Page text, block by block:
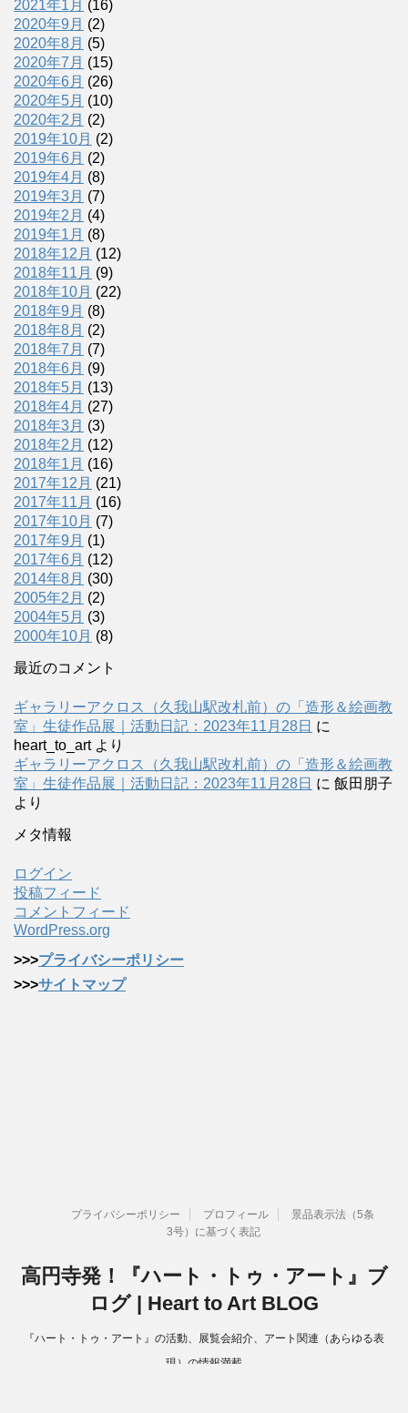
2021年1月 (16)
2020年9月 (2)
2020年8月 (5)
2020年7月 (15)
2020年6月 (26)
2020年5月 (10)
2020年2月 (2)
2019年10月 (2)
2019年6月 (2)
2019年4月 (8)
2019年3月 (7)
2019年2月 (4)
2019年1月 (8)
2018年12月 (12)
2018年11月 (9)
2018年10月 (22)
2018年9月 (8)
2018年8月 (2)
2018年7月 (7)
2018年6月 (9)
2018年5月 (13)
2018年4月 (27)
2018年3月 (3)
2018年2月 (12)
2018年1月 (16)
2017年12月 (21)
2017年11月 (16)
2017年10月 (7)
2017年9月 (1)
2017年6月 (12)
2014年8月 (30)
2005年2月 (2)
2004年5月 (3)
2000年10月 (8)
最近のコメント
ギャラリーアクロス（久我山駅改札前）の「造形＆絵画教
室」生徒作品展｜活動日記：2023年11月28日 に
heart_to_artより
ギャラリーアクロス（久我山駅改札前）の「造形＆絵画教
室」生徒作品展｜活動日記：2023年11月28日 に 飯田朋子
より
メタ情報
ログイン
投稿フィード
コメントフィード
WordPress.org
>>>プライバシーポリシー
>>>サイトマップ
プライバシーポリシー プロフィール
景品表示法（5条
3号）に基づく表記
高円寺発！『ハート・トゥ・アート』ブ
ログ | Heart to Art BLOG
『ハート・トゥ・アート』の活動、展覧会紹介、アート関連（あらゆる表
現）の情報満載